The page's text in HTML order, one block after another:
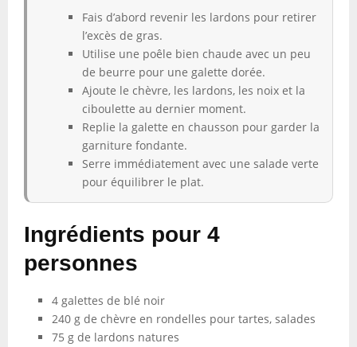
Fais d’abord revenir les lardons pour retirer
l’excès de gras.
Utilise une poêle bien chaude avec un peu
de beurre pour une galette dorée.
Ajoute le chèvre, les lardons, les noix et la
ciboulette au dernier moment.
Replie la galette en chausson pour garder la
garniture fondante.
Serre immédiatement avec une salade verte
pour équilibrer le plat.
Ingrédients pour 4
personnes
4 galettes de blé noir
240 g de chèvre en rondelles pour tartes, salades
75 g de lardons natures